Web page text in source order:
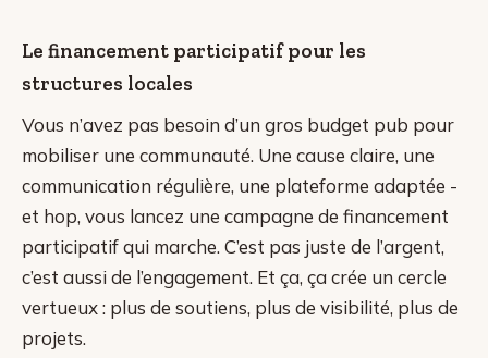
Le financement participatif pour les
structures locales
Vous n’avez pas besoin d’un gros budget pub pour
mobiliser une communauté. Une cause claire, une
communication régulière, une plateforme adaptée -
et hop, vous lancez une campagne de financement
participatif qui marche. C’est pas juste de l’argent,
c’est aussi de l’engagement. Et ça, ça crée un cercle
vertueux : plus de soutiens, plus de visibilité, plus de
projets.